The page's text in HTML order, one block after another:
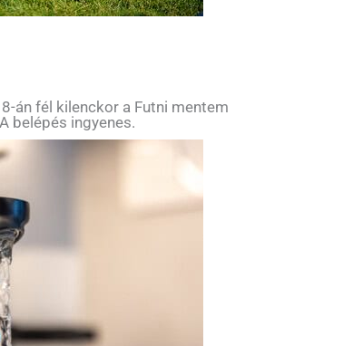
án fél kilenckor a Futni mentem
belépés ingyenes.